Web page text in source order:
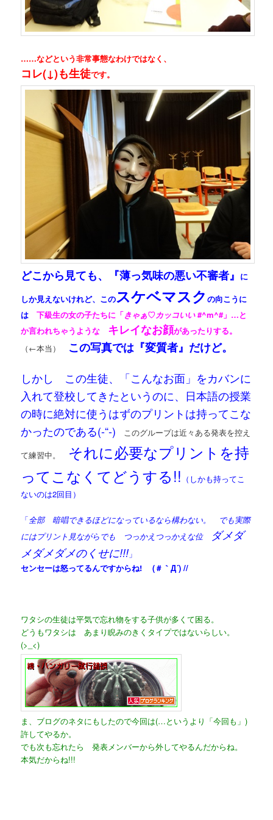
……などという非常事態なわけではなく、
コレ(↓)も生徒です。
どこから見ても、『薄っ気味の悪い不審者』 に
しか見えないけれど、このスケベマスクの向こうに
は
下級生の女の子たちに「きゃぁ♡カッコいい#^m^#」…と
か言われちゃうような キレイなお顔があったりする。
（←本当）
この写真では『変質者』だけど。
しかし この生徒、「こんなお面」をカバンに
入れて登校してきたというのに、日本語の授業
の時に絶対に使うはずのプリントは持ってこな
かったのである(-“-) このグループは近々ある発表を控え
て練習中。
それに必要なプリントを持
ってこなくてどうする!! （しかも持ってこ
ないのは2回目）
「全部 暗唱できるほどになっているなら構わない。 でも実際
にはプリント見ながらでも つっかえつっかえな位
ダメダ
メダメダメのくせに!!! 」
センセーは怒ってるんですからね! (＃｀Д´) //
ワタシの生徒は平気で忘れ物をする子供が多くて困る。
どうもワタシは あまり睨みのきくタイプではないらしい。
(>_<)
ま、ブログのネタにもしたので今回は(…というより 「今回も」)
許してやるか。
でも次も忘れたら 発表メンバーから外してやるんだからね。
本気だからね!!!